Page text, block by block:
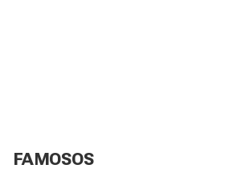
FAMOSOS